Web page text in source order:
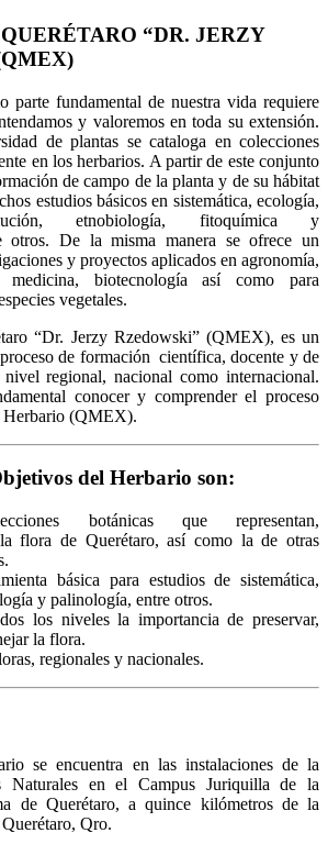
“DR. JERZY
parte fundamental de nuestra vida requiere
y valoremos en toda su extensión.
de plantas se cataloga en colecciones
en los herbarios. A partir de este conjunto
de campo de la planta y de su hábitat
estudios básicos en sistemática, ecología,
etnobiología, fitoquímica y
otros. De la misma manera se ofrece un
y proyectos aplicados en agronomía,
medicina, biotecnología así como para
vegetales.
“Dr. Jerzy Rzedowski” (QMEX), es un
de formación científica, docente y de
regional, nacional como internacional.
conocer y comprender el proceso
(QMEX).
del Herbario son:
botánicas que representan,
flora de Querétaro, así como la de otras
básica para estudios de sistemática,
y palinología, entre otros.
los niveles la importancia de preservar,
la flora.
regionales y nacionales.
se encuentra en las instalaciones de la
Naturales en el Campus Juriquilla de la
de Querétaro, a quince kilómetros de la
Qro.